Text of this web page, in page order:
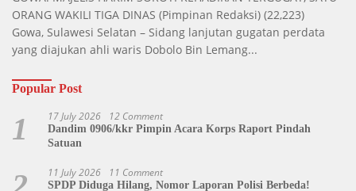
ORANG WAKILI TIGA DINAS (Pimpinan Redaksi) (22,223)
Gowa, Sulawesi Selatan – Sidang lanjutan gugatan perdata
yang diajukan ahli waris Dobolo Bin Lemang...
Popular Post
1 17 July 2026 12 Comment
Dandim 0906/kkr Pimpin Acara Korps Raport Pindah
Satuan
11 July 2026 11 Comment
SPDP Diduga Hilang, Nomor Laporan Polisi Berbeda!